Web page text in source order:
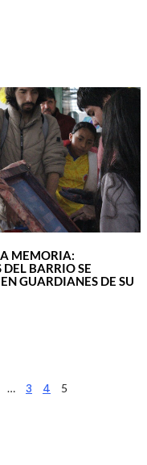
MEMORIA:
BARRIO SE
GUARDIANES DE SU
… 3 4 5